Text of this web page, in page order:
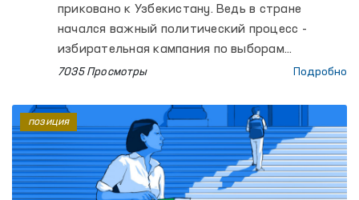
приковано к Узбекистану. Ведь в стране
начался важный политический процесс -
избирательная кампания по выборам
Президента Республики Узбекистан. С этим
страны на ближайшие пять лет. Все имеющие
право голоса избиратели должны
проголосовать за кандидата по своему выбору
без какого-либо влияния или давления,
ознакомившись с предвыборной программой
7035 Просмотры Подробно
позиция